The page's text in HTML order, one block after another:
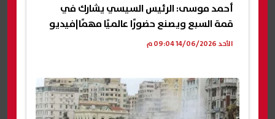
أحمد موسى: الرئيس السيسي يشارك في
قمة السبع ويصنع حضورًا عالميًا مهمًا|فيديو
الأحد 14/06/2026 09:04 م